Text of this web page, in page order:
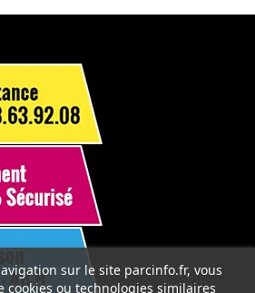
sur le site parcinfo.fr, vous
cookies ou technologies similaires